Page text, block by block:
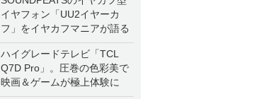
イヤフォン「UU2イヤーカ
フ」をイヤカフマニアが語る
ハイグレードテレビ「TCL
Q7D Pro」。圧巻の色彩美で
映画＆ゲームが極上体験に